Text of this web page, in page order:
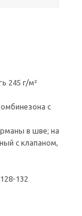
245 г/м²
с
в шве; на
с клапаном,
132